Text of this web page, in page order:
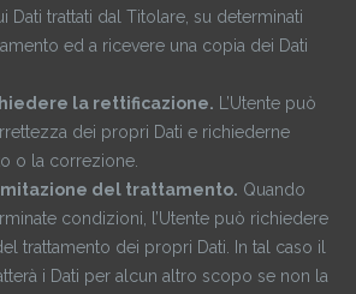
Dati trattati dal Titolare, su determinati
ed a ricevere una copia dei Dati
la rettificazione. L’Utente può
dei propri Dati e richiederne
o la correzione.
del trattamento. Quando
condizioni, l’Utente può richiedere
trattamento dei propri Dati. In tal caso il
i Dati per alcun altro scopo se non la